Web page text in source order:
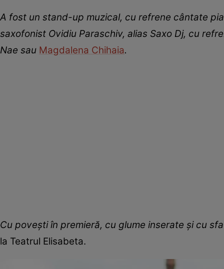
A fost un stand-up muzical, cu refrene cântate
saxofonist Ovidiu Paraschiv, alias Saxo Dj, cu
Nae sau Magdalena Chihaia.
Cu povești în premieră, cu glume inserate și cu
la Teatrul Elisabeta.